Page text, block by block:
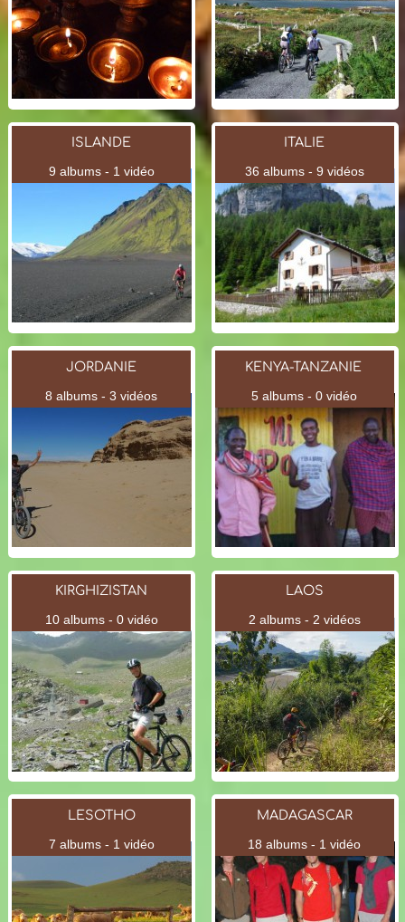
ISLANDE
9 albums - 1 vidéo
ITALIE
36 albums - 9 vidéos
JORDANIE
8 albums - 3 vidéos
KENYA-TANZANIE
5 albums - 0 vidéo
KIRGHIZISTAN
10 albums - 0 vidéo
LAOS
2 albums - 2 vidéos
LESOTHO
7 albums - 1 vidéo
MADAGASCAR
18 albums - 1 vidéo